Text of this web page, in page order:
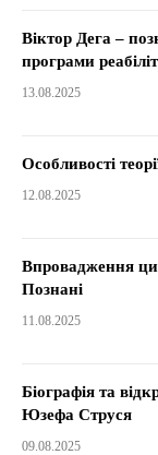
Віктор Дега –
програми
13.08.2025
Особливості
12.08.2025
Впровадження
Познані
11.08.2025
Біографія та
Юзефа Струся
09.08.2025